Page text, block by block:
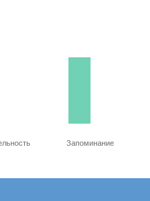
Запоминание